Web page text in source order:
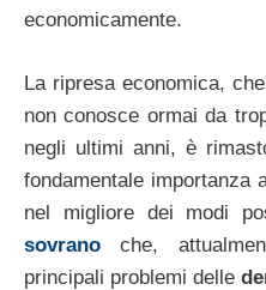
economicamente.
La ripresa economica,
non conosce ormai da
negli ultimi anni, è
fondamentale importanza
nel migliore dei modi
sovrano che,
principali problemi delle